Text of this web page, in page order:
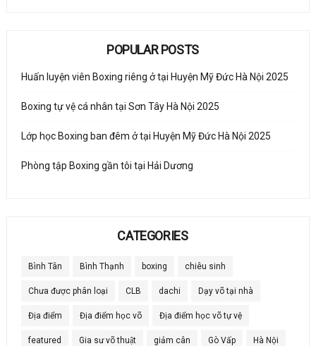
POPULAR POSTS
Huấn luyện viên Boxing riêng ở tại Huyện Mỹ Đức Hà Nội 2025
Boxing tự vệ cá nhân tại Sơn Tây Hà Nội 2025
Lớp học Boxing ban đêm ở tại Huyện Mỹ Đức Hà Nội 2025
Phòng tập Boxing gần tôi tại Hải Dương
CATEGORIES
Bình Tân Bình Thạnh boxing chiêu sinh
Chưa được phân loại CLB dachi Dạy võ tại nhà
Địa điểm Địa điểm học võ Địa điểm học võ tự vệ
featured Gia sư võ thuật giảm cân Gò Vấp Hà Nội